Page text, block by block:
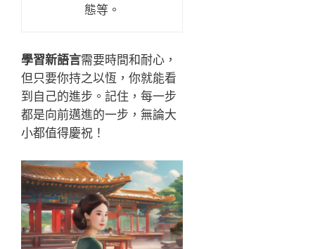
態等。
學習新語言需要時間和耐心，
但只要你持之以恆，你就能看
到自己的進步。記住，每一步
都是向前邁進的一步，無論大
小都值得慶祝！